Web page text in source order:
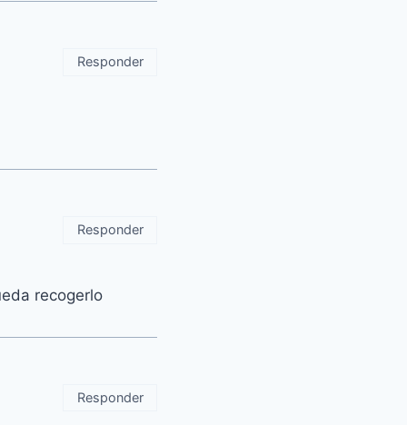
Responder
recogerlo
Responder
Responder